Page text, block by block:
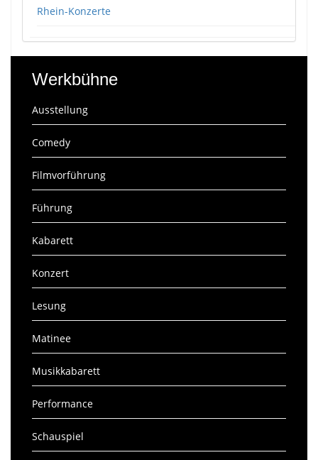
Rhein-Konzerte
Werkbühne
Ausstellung
Comedy
Filmvorführung
Führung
Kabarett
Konzert
Lesung
Matinee
Musikkabarett
Performance
Schauspiel